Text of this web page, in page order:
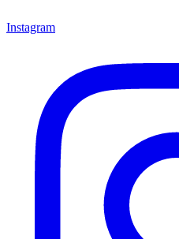
Instagram